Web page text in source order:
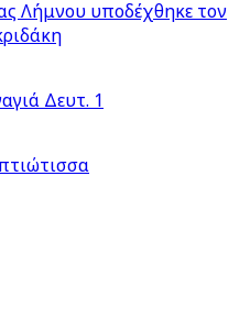
Λήμνου υποδέχθηκε τον
Δευτ. 1